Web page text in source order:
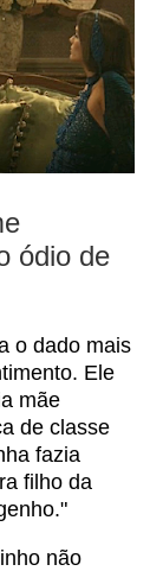
ódio de
o dado mais
Ele
mãe
de classe
fazia
filho da
não